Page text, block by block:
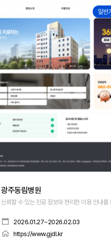
업
일반
광주동림병원
신뢰할 수 있는 진료 정보와 편리한 이용 안내
2026.01.27~2026.02.03
https://www.gjdl.kr